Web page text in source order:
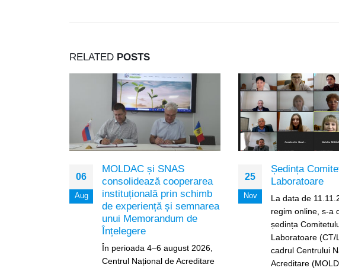
RELATED POSTS
06
Aug
MOLDAC și SNAS
consolidează cooperarea
instituțională prin schimb
de experiență și semnarea
unui Memorandum de
Înțelegere
În perioada 4–6 august 2026,
Centrul Național de Acreditare
25
Nov
Ședința
Laboratoare
La data de
regim online, s-a
ședința
Laboratoare (CT/
cadrul Centrului
Acreditare